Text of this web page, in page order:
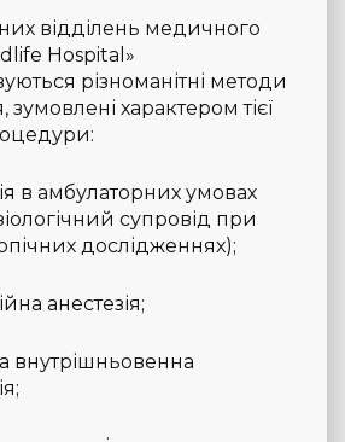
відділень медичного
Hospital»
різноманітні методи
характером тієї
в амбулаторних умовах
супровід при
дослідженнях);
анестезія;
внутрішньовенна